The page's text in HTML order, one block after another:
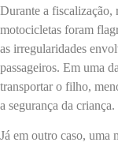
Durante a fiscalização,
motocicletas foram
as irregularidades
passageiros. Em uma
transportar o filho,
a segurança da criança.
Já em outro caso, uma